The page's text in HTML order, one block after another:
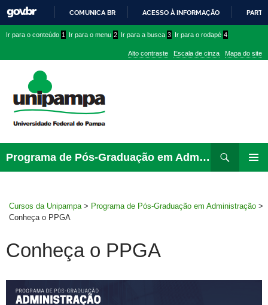
PARA
CONTEÚDO
COMUNICA BR ACESSO À INFORMAÇÃO
conteúdo
menu
superior
menu
Ir para o conteúdo 1 Ir para o menu 2 Ir para a busca 3 Ir para o rodapé 4
Alto contraste Escala de cinza Mapa do site
Programa de Pós-Graduação em Administração
para
Cursos da Unipampa > Programa de Pós-Graduação em Administração >
Conheça o PPGA
Conheça o PPGA